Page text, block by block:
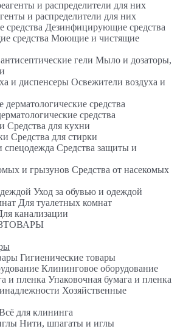
и распределители для них
Дезинфицирующие средства
Моющие и чистящие
Мыло и дозаторы,
Освежители воздуха и
средства
Средства для кухни
Средства для стирки
Средства защиты и
Средства от насекомых
Уход за обувью и одеждой
Для туалетных комнат
канализации
Гигиенические товары
Клининговое оборудование
Упаковочная бумага и пленка
Хозяйственные
для клининга
Нити, шпагаты и иглы